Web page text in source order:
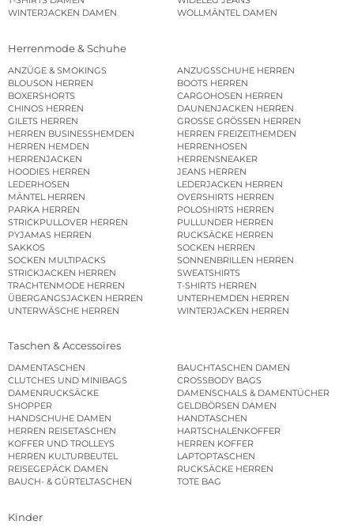
WINTERJACKEN DAMEN
WOLLMÄNTEL DAMEN
Herrenmode & Schuhe
ANZÜGE & SMOKINGS
ANZUGSSCHUHE HERREN
BLOUSON HERREN
BOOTS HERREN
BOXERSHORTS
CARGOHOSEN HERREN
CHINOS HERREN
DAUNENJACKEN HERREN
GILETS HERREN
GROSSE GRÖSSEN HERREN
HERREN BUSINESSHEMDEN
HERREN FREIZEITHEMDEN
HERREN HEMDEN
HERRENHOSEN
HERRENJACKEN
HERRENSNEAKER
HOODIES HERREN
JEANS HERREN
LEDERHOSEN
LEDERJACKEN HERREN
MÄNTEL HERREN
OVERSHIRTS HERREN
PARKA HERREN
POLOSHIRTS HERREN
STRICKPULLOVER HERREN
PULLUNDER HERREN
PYJAMAS HERREN
RUCKSÄCKE HERREN
SAKKOS
SOCKEN HERREN
SOCKEN MULTIPACKS
SONNENBRILLEN HERREN
STRICKJACKEN HERREN
SWEATSHIRTS
TRACHTENMODE HERREN
T-SHIRTS HERREN
ÜBERGANGSJACKEN HERREN
UNTERHEMDEN HERREN
UNTERWÄSCHE HERREN
WINTERJACKEN HERREN
Taschen & Accessoires
DAMENTASCHEN
BAUCHTASCHEN DAMEN
CLUTCHES UND MINIBAGS
CROSSBODY BAGS
DAMENRUCKSÄCKE
DAMENSCHALS & DAMENTÜCHER
SHOPPER
GELDBÖRSEN DAMEN
HANDSCHUHE DAMEN
HANDTASCHEN
HERREN REISETASCHEN
HARTSCHALENKOFFER
KOFFER UND TROLLEYS
HERREN KOFFER
HERREN KULTURBEUTEL
LAPTOPTASCHEN
REISEGEPÄCK DAMEN
RUCKSÄCKE HERREN
BAUCH- & GÜRTELTASCHEN
TOTE BAG
Kinder